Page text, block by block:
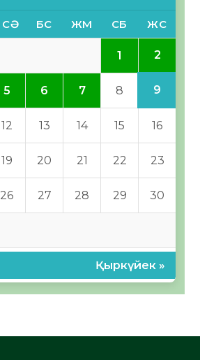
СӘ БС ЖМ СБ ЖС
1 2
5 6 7 8 9
12 13 14 15 16
19 20 21 22 23
26 27 28 29 30
Қыркүйек »